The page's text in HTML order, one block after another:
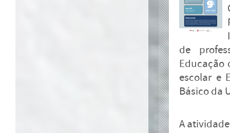
de
Educação
escolar e
Básico da
A